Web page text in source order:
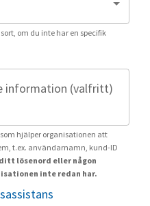
om du inte har en specifik
information (valfritt)
hjälper organisationen att
t.ex. användarnamn, kund-ID
lösenord eller någon
inte redan har.